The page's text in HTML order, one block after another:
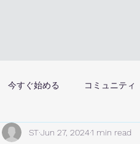
今すぐ始める コミュニティ
STJun 27, 20241 min read